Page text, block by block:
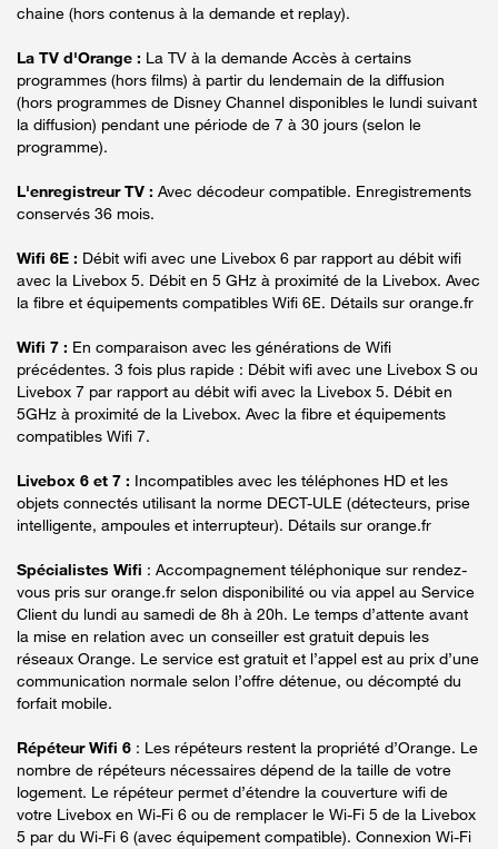
chaine (hors contenus à la demande et replay).
La TV d'Orange : La TV à la demande Accès à certains
programmes (hors films) à partir du lendemain de la diffusion
(hors programmes de Disney Channel disponibles le lundi suivant
la diffusion) pendant une période de 7 à 30 jours (selon le
programme).
L'enregistreur TV : Avec décodeur compatible. Enregistrements
conservés 36 mois.
Wifi 6E : Débit wifi avec une Livebox 6 par rapport au débit wifi
avec la Livebox 5. Débit en 5 GHz à proximité de la Livebox. Avec
la fibre et équipements compatibles Wifi 6E. Détails sur orange.fr
Wifi 7 : En comparaison avec les générations de Wifi
précédentes. 3 fois plus rapide : Débit wifi avec une Livebox S ou
Livebox 7 par rapport au débit wifi avec la Livebox 5. Débit en
5GHz à proximité de la Livebox. Avec la fibre et équipements
compatibles Wifi 7.
Livebox 6 et 7 : Incompatibles avec les téléphones HD et les
objets connectés utilisant la norme DECT-ULE (détecteurs, prise
intelligente, ampoules et interrupteur). Détails sur orange.fr
Spécialistes Wifi : Accompagnement téléphonique sur rendez-
vous pris sur orange.fr selon disponibilité ou via appel au Service
Client du lundi au samedi de 8h à 20h. Le temps d’attente avant
la mise en relation avec un conseiller est gratuit depuis les
réseaux Orange. Le service est gratuit et l’appel est au prix d’une
communication normale selon l’offre détenue, ou décompté du
forfait mobile.
Répéteur Wifi 6 : Les répéteurs restent la propriété d’Orange. Le
nombre de répéteurs nécessaires dépend de la taille de votre
logement. Le répéteur permet d’étendre la couverture wifi de
votre Livebox en Wi-Fi 6 ou de remplacer le Wi-Fi 5 de la Livebox
5 par du Wi-Fi 6 (avec équipement compatible). Connexion Wi-Fi